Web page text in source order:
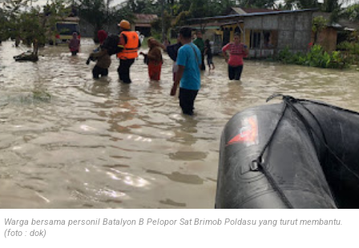
Warga bersama personil Batalyon B Pelopor Sat Brimob Poldasu yang turut membantu.
(foto : dok)